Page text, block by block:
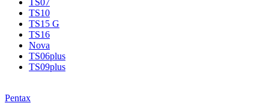
TS10
TS15 G
TS16
Nova
TS06plus
TS09plus
Pentax